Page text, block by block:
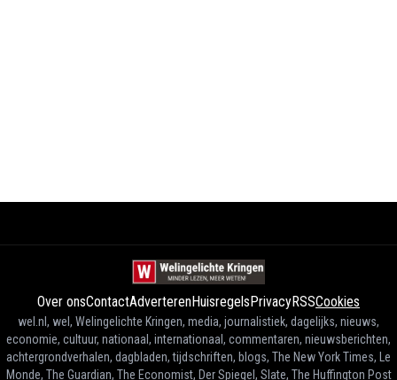
Over onsContactAdverterenHuisregelsPrivacyRSSCookies
wel.nl, wel, Welingelichte Kringen, media, journalistiek, dagelijks, nieuws,
economie, cultuur, nationaal, internationaal, commentaren, nieuwsberichten,
achtergrondverhalen, dagbladen, tijdschriften, blogs, The New York Times, Le
Monde, The Guardian, The Economist, Der Spiegel, Slate, The Huffington Post